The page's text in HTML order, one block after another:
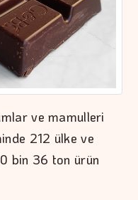
ve mamulleri
212 ülke ve
bin 36 ton ürün